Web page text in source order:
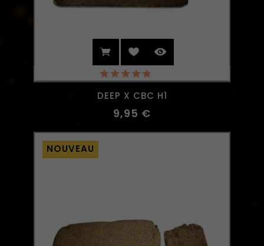
DEEP X CBC H1
9,95 €
NOUVEAU